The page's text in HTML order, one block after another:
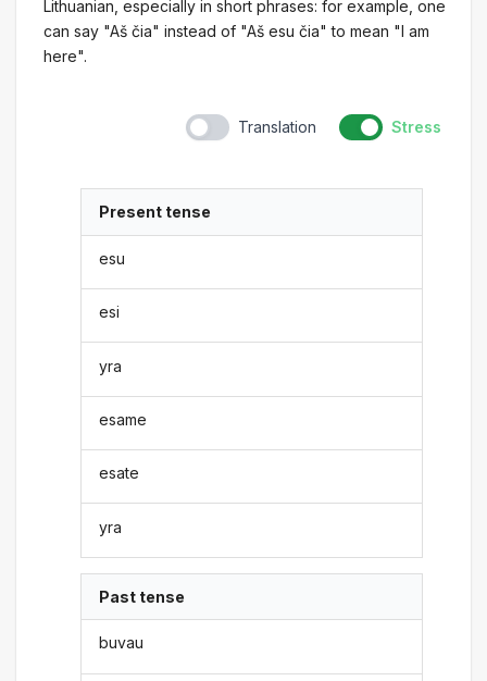
Lithuanian, especially in short phrases: for example, one
can say "Aš čia" instead of "Aš esu čia" to mean "I am
here".
Translation Stress
Present tense
esu
esi
yra
esame
esate
yra
Past tense
buvau